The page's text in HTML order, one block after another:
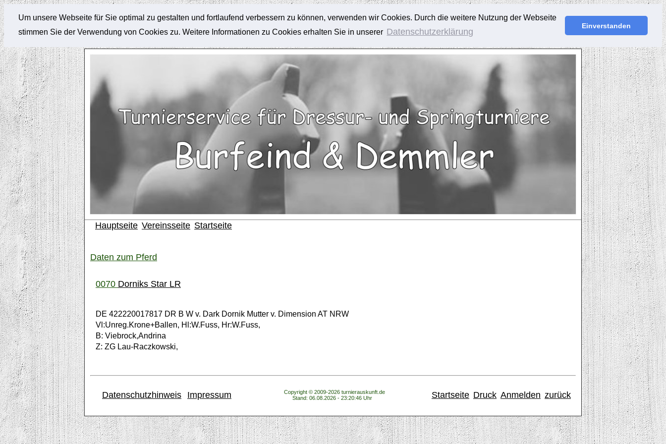
Um unsere Webseite für Sie optimal zu gestalten und fortlaufend verbessern zu können, verwenden wir Cookies. Durch die weitere Nutzung der Webseite
stimmen Sie der Verwendung von Cookies zu. Weitere Informationen zu Cookies erhalten Sie in unserer Datenschutzerklärung
Einverstanden
Hauptseite Vereinsseite Startseite
Daten zum Pferd
0070 Dorniks Star LR
DE 422220017817 DR B W v. Dark Dornik Mutter v. Dimension AT NRW
Vl:Unreg.Krone+Ballen, Hl:W.Fuss, Hr:W.Fuss,
B: Viebrock,Andrina
Z: ZG Lau-Raczkowski,
Datenschutzhinweis Impressum
Copyright © 2009-2026 turnierauskunft.de
Stand: 06.08.2026 - 23:20:46 Uhr
Startseite Druck Anmelden zurück